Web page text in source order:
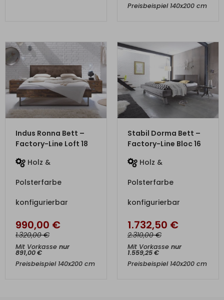
Preisbeispiel 140x200 cm
Indus Ronna Bett –
Factory-Line Loft 18
Holz &
Polsterfarbe
konfigurierbar
990,00 €
1.320,00€
Mit Vorkasse nur
891,00€
Preisbeispiel 140x200 cm
ZUM PRODUKT
Stabil Dorma Bett –
Factory-Line Bloc 16
Holz &
Polsterfarbe
konfigurierbar
1.732,50 €
2.310,00€
Mit Vorkasse nur
1.559,25€
Preisbeispiel 140x200 cm